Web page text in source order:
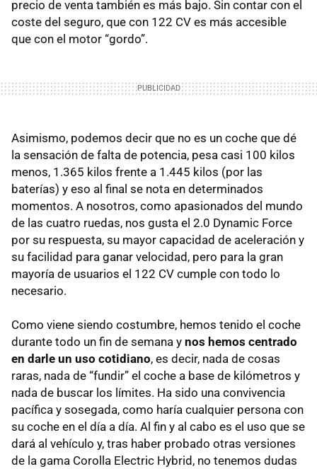
precio de venta también es más bajo. Sin contar con el
coste del seguro, que con 122 CV es más accesible
que con el motor “gordo”.
Asimismo, podemos decir que no es un coche que dé
la sensación de falta de potencia, pesa casi 100 kilos
menos, 1.365 kilos frente a 1.445 kilos (por las
baterías) y eso al final se nota en determinados
momentos. A nosotros, como apasionados del mundo
de las cuatro ruedas, nos gusta el 2.0 Dynamic Force
por su respuesta, su mayor capacidad de aceleración y
su facilidad para ganar velocidad, pero para la gran
mayoría de usuarios el 122 CV cumple con todo lo
necesario.
Como viene siendo costumbre, hemos tenido el coche
durante todo un fin de semana y nos hemos centrado
en darle un uso cotidiano, es decir, nada de cosas
raras, nada de “fundir” el coche a base de kilómetros y
nada de buscar los límites. Ha sido una convivencia
pacífica y sosegada, como haría cualquier persona con
su coche en el día a día. Al fin y al cabo es el uso que se
dará al vehículo y, tras haber probado otras versiones
de la gama Corolla Electric Hybrid, no tenemos dudas